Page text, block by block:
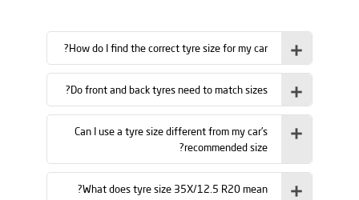
How do I find the correct tyre size for my car?
Do front and back tyres need to match sizes?
Can I use a tyre size different from my car’s
recommended size?
What does tyre size 35X/12.5 R20 mean?